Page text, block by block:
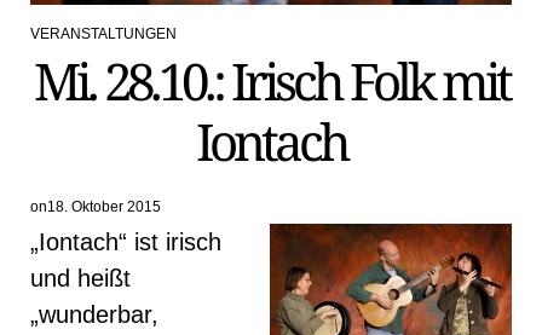
POSTED
IN
VERANSTALTUNGEN
Mi. 28.10.: Irisch Folk mit
Iontach
on18. Oktober 2015
„Iontach“ ist irisch
und heißt
„wunderbar,